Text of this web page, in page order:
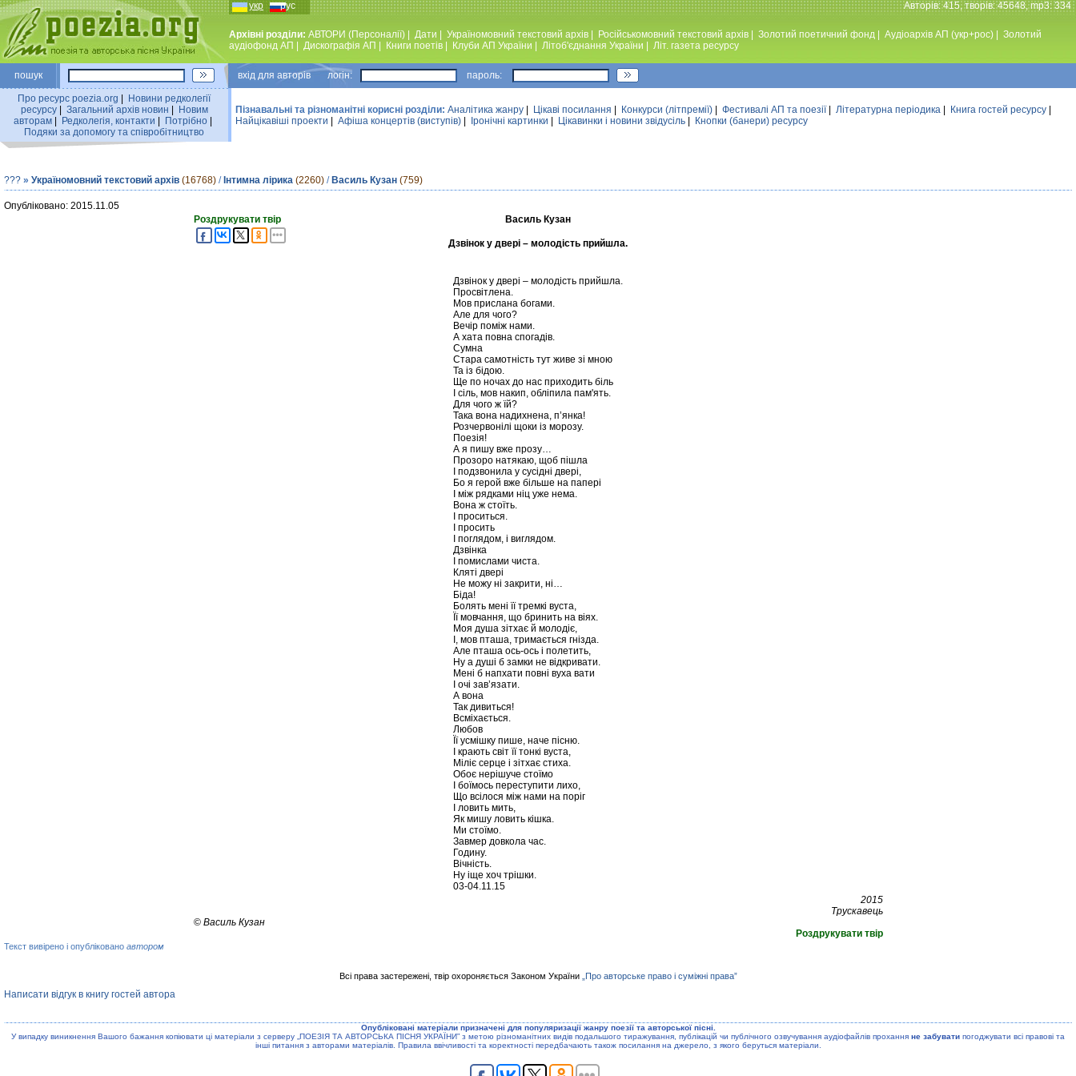
укр рус Авторiв: 415, творiв: 45648, mp3: 334
Архівні розділи: АВТОРИ (Персоналії) Дати Україномовний текстовий архiв Російськомовний текстовий архів Золотий поетичний фонд Аудiоархiв АП (укр+рос)
Золотий
аудiофонд АП
Дискографiя АП Книги поетiв Клуби АП України Лiтоб'єднання України Лiт. газета ресурсу
пошук вхiд для авторiв логін: пароль:
Про ресурс poezia.org
Новини редколегiї
ресурсу| Загальний архiв новин
Новим
авторам
Редколегiя, контакти Потрiбно
Подяки за допомогу та співробітництво
Пізнавальні та різноманітні корисні розділи: Аналiтика жанру Цікаві посилання Конкурси (лiтпремiї) Фестивалi АП та поезiї| Літературна періодика Книга гостей ресурсу
Найцiкавiшi проекти
Афіша концертів (виступів) Iронiчнi картинки Цікавинки і новини звідусіль Кнопки (банери) ресурсу
??? » Україномовний текстовий архів (16768) / Інтимна лірика (2260) / Василь Кузан (759)
Опубліковано: 2015.11.05
Роздрукувати твір
Василь Кузан
Дзвінок у двері – молодість прийшла.
Дзвінок у двері – молодість прийшла.
Просвітлена.
Мов прислана богами.
Але для чого?
Вечір поміж нами.
А хата повна спогадів.
Сумна
Стара самотність тут живе зі мною
Та із бідою.
Ще по ночах до нас приходить біль
І сіль, мов накип, обліпила пам'ять.
Для чого ж їй?
Така вона надихнена, п’янка!
Розчервонілі щоки із морозу.
Поезія!
А я пишу вже прозу…
Прозоро натякаю, щоб пішла
І подзвонила у сусідні двері,
Бо я герой вже більше на папері
І між рядками ніц уже нема.
Вона ж стоїть.
І проситься.
І просить
І поглядом, і виглядом.
Дзвінка
І помислами чиста.
Кляті двері
Не можу ні закрити, ні…
Біда!
Болять мені її тремкі вуста,
Її мовчання, що бринить на віях.
Моя душа зітхає й молодіє,
І, мов пташа, тримається гнізда.
Але пташа ось-ось і полетить,
Ну а душі б замки не відкривати.
Мені б напхати повні вуха вати
І очі зав’язати.
А вона
Так дивиться!
Всміхається.
Любов
Її усмішку пише, наче пісню.
І крають світ її тонкі вуста,
Міліє серце і зітхає стиха.
Обоє нерішуче стоїмо
І боїмось переступити лихо,
Що всілося між нами на поріг
І ловить мить,
Як мишу ловить кішка.
Ми стоїмо.
Завмер довкола час.
Годину.
Вічність.
Ну іще хоч трішки.
03-04.11.15
2015
Трускавець
© Василь Кузан
Роздрукувати твір
Текст вивірено і опубліковано автором
Всі права застережені, твір охороняється Законом України „Про авторське право і суміжні права”
Написати відгук в книгу гостей автора
Опублiкованi матерiали призначенi для популяризацiї жанру поезiї та авторської пiснi.
У випадку виникнення Вашого бажання копiювати цi матерiали з серверу „ПОЕЗIЯ ТА АВТОРСЬКА ПIСНЯ УКРАЇНИ” з метою рiзноманiтних видiв подальшого тиражування, публiкацiй чи публiчного озвучування аудiофайлiв прохання не забувати погоджувати всi правовi та
iншi питання з авторами матерiалiв. Правила ввiчливостi та коректностi передбачають також посилання на джерело, з якого беруться матерiали.